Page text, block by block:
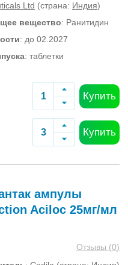
Ltd (страна: Индия)
вещество: Ранитидин
: до 02.2027
: таблетки
Купить
Купить
ампулы
Aciloc 25мг/мл
Отзывы (0)